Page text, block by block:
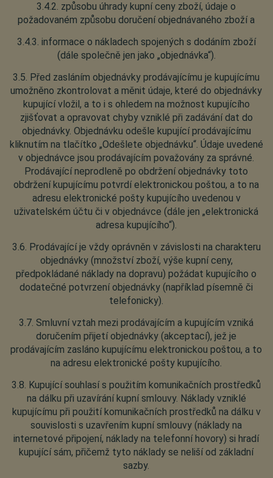
3.4.2. způsobu úhrady kupní ceny zboží, údaje o
požadovaném způsobu doručení objednávaného zboží a
3.4.3. informace o nákladech spojených s dodáním zboží
(dále společně jen jako „objednávka“).
3.5. Před zasláním objednávky prodávajícímu je kupujícímu
umožněno zkontrolovat a měnit údaje, které do objednávky
kupující vložil, a to i s ohledem na možnost kupujícího
zjišťovat a opravovat chyby vzniklé při zadávání dat do
objednávky. Objednávku odešle kupující prodávajícímu
kliknutím na tlačítko „Odešlete objednávku“. Údaje uvedené
v objednávce jsou prodávajícím považovány za správné.
Prodávající neprodleně po obdržení objednávky toto
obdržení kupujícímu potvrdí elektronickou poštou, a to na
adresu elektronické pošty kupujícího uvedenou v
uživatelském účtu či v objednávce (dále jen „elektronická
adresa kupujícího“).
3.6. Prodávající je vždy oprávněn v závislosti na charakteru
objednávky (množství zboží, výše kupní ceny,
předpokládané náklady na dopravu) požádat kupujícího o
dodatečné potvrzení objednávky (například písemně či
telefonicky).
3.7. Smluvní vztah mezi prodávajícím a kupujícím vzniká
doručením přijetí objednávky (akceptací), jež je
prodávajícím zasláno kupujícímu elektronickou poštou, a to
na adresu elektronické pošty kupujícího.
3.8. Kupující souhlasí s použitím komunikačních prostředků
na dálku při uzavírání kupní smlouvy. Náklady vzniklé
kupujícímu při použití komunikačních prostředků na dálku v
souvislosti s uzavřením kupní smlouvy (náklady na
internetové připojení, náklady na telefonní hovory) si hradí
kupující sám, přičemž tyto náklady se neliší od základní
sazby.